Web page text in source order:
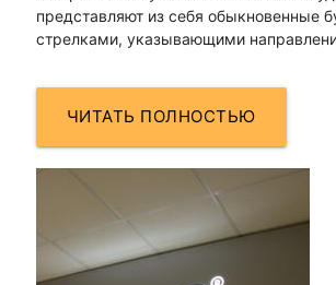
представляют из себя обыкновенные
стрелками, указывающими
ЧИТАТЬ ПОЛНОСТЬЮ